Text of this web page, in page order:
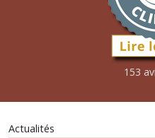
153
Actualités